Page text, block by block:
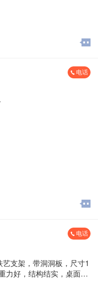
电话
电话
支架，带洞洞板，尺寸1
力好，结构结实，桌面宽
面干净，无异味，安装